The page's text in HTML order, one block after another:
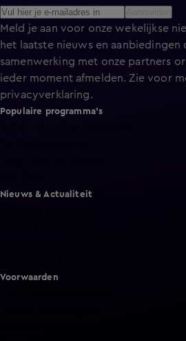
Meld je aan voor onze wekelijkse
het laatste nieuws en aanbiedingen
samenwerking met onze partners
ieder moment afmelden. Zie voor
privacyverklaring.
Populaire programma's
Nieuws & Actualiteit
Voorwaarden